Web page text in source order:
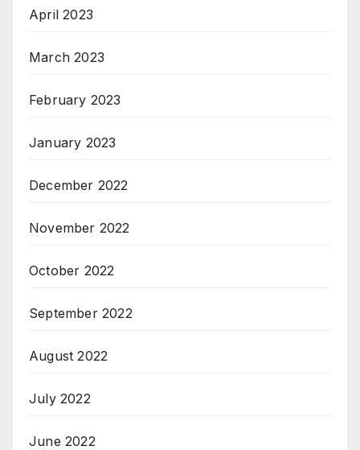
April 2023
March 2023
February 2023
January 2023
December 2022
November 2022
October 2022
September 2022
August 2022
July 2022
June 2022